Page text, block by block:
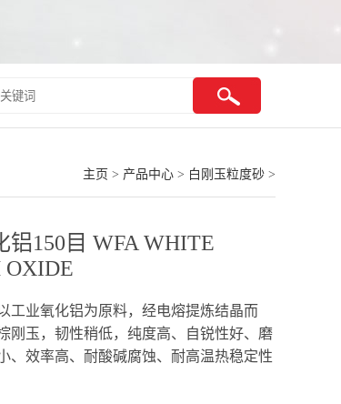
主页 > 产品中心 > 白刚玉粒度砂 >
铝150目 WFA WHITE
工业氧化铝为原料，经电熔提炼结晶而
刚玉，韧性稍低，纯度高、自锐性好、磨
、效率高、耐酸碱腐蚀、耐高温热稳定性